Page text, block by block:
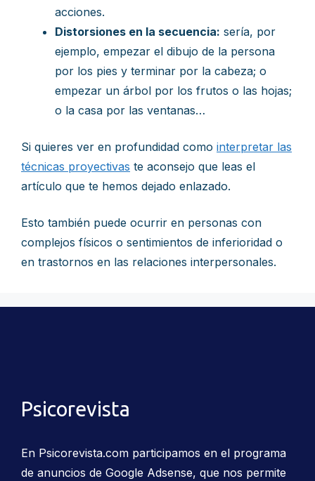
acciones.
Distorsiones en la secuencia: sería, por
ejemplo, empezar el dibujo de la persona
por los pies y terminar por la cabeza; o
empezar un árbol por los frutos o las hojas;
o la casa por las ventanas…
Si quieres ver en profundidad como interpretar las
técnicas proyectivas te aconsejo que leas el
artículo que te hemos dejado enlazado.
Esto también puede ocurrir en personas con
complejos físicos o sentimientos de inferioridad o
en trastornos en las relaciones interpersonales.
Psicorevista
En Psicorevista.com participamos en el programa
de anuncios de Google Adsense, que nos permite